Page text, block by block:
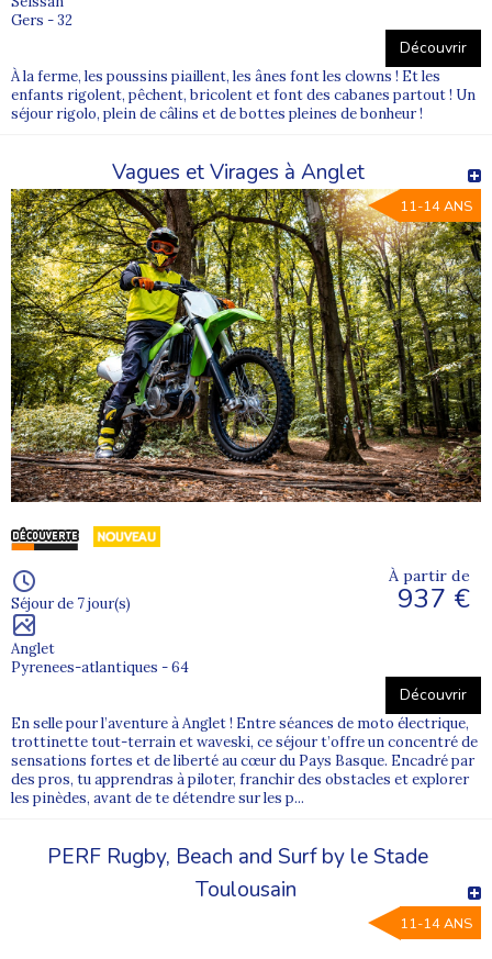
Gers - 32
Découvrir
À la ferme, les poussins piaillent, les ânes font les clowns ! Et les
enfants rigolent, pêchent, bricolent et font des cabanes partout ! Un
séjour rigolo, plein de câlins et de bottes pleines de bonheur !
Vagues et Virages à Anglet
11-14 ANS
Séjour de 7 jour(s)
Anglet
Pyrenees-atlantiques - 64
À partir de
937 €
Découvrir
En selle pour l’aventure à Anglet ! Entre séances de moto électrique,
trottinette tout-terrain et waveski, ce séjour t’offre un concentré de
sensations fortes et de liberté au cœur du Pays Basque. Encadré par
des pros, tu apprendras à piloter, franchir des obstacles et explorer
les pinèdes, avant de te détendre sur les p...
PERF Rugby, Beach and Surf by le Stade
Toulousain
11-14 ANS